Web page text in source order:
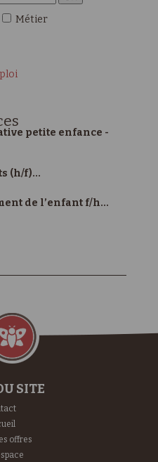
Métier
petite enfance -
(h/f)...
de l’enfant f/h...
SITE
offres